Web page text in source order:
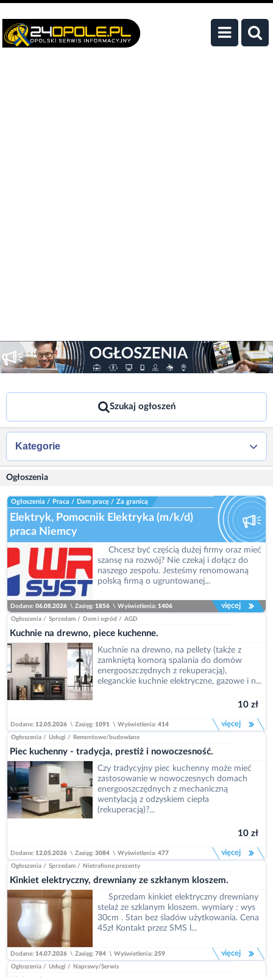
Szukaj ogłoszeń
Kategorie
Ogłoszenia
Ogłoszenia / Praca / Dam pracę / Za granicą
Elektryk, Pomocnik Elektryka (m/k/d)
praca Niemcy
Chcesz być częścią dużej firmy oraz mieć
szansę na rozwój? Nie czekaj i dołącz do
naszego zespołu. Jesteśmy renomowaną
polską firmą o ugruntowanej...
Dodane:06.08.2026 \ Zasięg:1856 \ Wyświetlenia:1406 więcej
Ogłoszenia / Sprzedam / Dom i ogród / AGD
Kuchnie na drewno, piece kuchenne.
Kuchnie na drewno, na pellety (także z
zamkniętą komorą spalania do domów
energooszczędnych z rekuperacją),
eleganckie kuchnie elektryczne, gazowe i n...
10 zł
Dodane:12.05.2026 \ Zasięg:1091 \ Wyświetlenia:414 więcej
Ogłoszenia / Usługi / Remontowe/budowlane
Piec kuchenny - tradycja, prestiż i nowoczesność.
Czy tradycyjny piec kuchenny może mieć
zastosowanie w nowoczesnych domach
energooszczędnych z mechaniczną
wentylacją z odzyskiem ciepła
(rekuperacją)?...
10 zł
Dodane:12.05.2026 \ Zasięg:3084 \ Wyświetlenia:477 więcej
Ogłoszenia / Sprzedam / Nietrafione prezenty
Kinkiet elektryczny, drewniany ze szkłanym kloszem.
Sprzedam kinkiet elektryczny drewniany
stelaż ze szklanym kloszem. wymiary : wys
30cm . Stan bez śladów użytkowania. Cena
45zł Kontakt przez SMS l...
Dodane:14.07.2026 \ Zasięg:784 \ Wyświetlenia:259 więcej
Ogłoszenia / Usługi / Naprawy/Serwis